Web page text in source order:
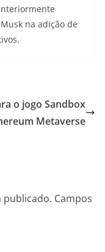
na adição de
o jogo Sandbox
Metaverse
publicado. Campos